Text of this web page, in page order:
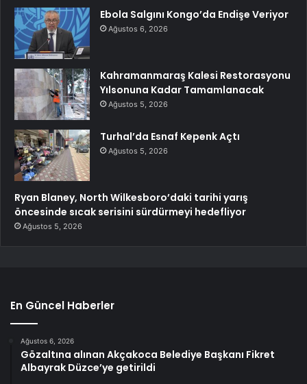
Ebola Salgını Kongo’da Endişe Veriyor
Ağustos 6, 2026
Kahramanmaraş Kalesi Restorasyonu
Yılsonuna Kadar Tamamlanacak
Ağustos 5, 2026
Turhal’da Esnaf Kepenk Açtı
Ağustos 5, 2026
Ryan Blaney, North Wilkesboro’daki tarihi yarış
öncesinde sıcak serisini sürdürmeyi hedefliyor
Ağustos 5, 2026
En Güncel Haberler
Ağustos 6, 2026
Gözaltına alınan Akçakoca Belediye Başkanı Fikret
Albayrak Düzce’ye getirildi